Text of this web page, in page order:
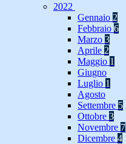
2022
Gennaio 2
Febbraio 6
Marzo 3
Aprile 2
Maggio 1
Giugno
Luglio 1
Agosto
Settembre 5
Ottobre 3
Novembre 7
Dicembre 4